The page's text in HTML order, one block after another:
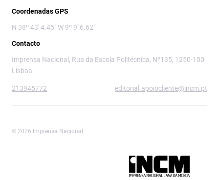
Coordenadas GPS
N 38º 43' 4.45" W 9º 9' 6.62"
Contacto
Imprensa Nacional, Rua da Escola Politécnica, Nº135, 1250-100
Lisboa
213945772 editorial.apoiocliente@incm.pt
© 2026 Imprensa Nacional